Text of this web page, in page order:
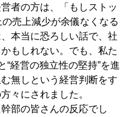
者の方は、「もしストッ
売上減少が余儀なくなる
本当に恐ろしい話で、社
もしれない。でも、私た
“経営の独立性の堅持”を進
無しという経営判断をす
々にされました。
部の皆さんの反応でし